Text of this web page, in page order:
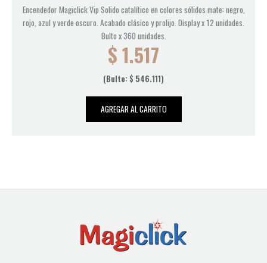
Encendedor Magiclick Vip Solido catalítico en colores sólidos mate: negro,
rojo, azul y verde oscuro. Acabado clásico y prolijo. Display x 12 unidades.
Bulto x 360 unidades.
$1.517
(Bulto: $ 546.111)
AGREGAR AL CARRITO